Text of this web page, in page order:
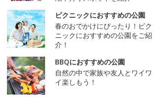
ピクニックにおすすめの公園
春のおでかけにぴったり！ピク
ニックにおすすめの公園をご紹
介！
BBQにおすすめの公園
自然の中で家族や友人とワイワ
イ楽しもう！